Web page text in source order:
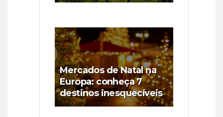
Mercados de Natal na
Europa: conheça 7
destinos inesquecíveis